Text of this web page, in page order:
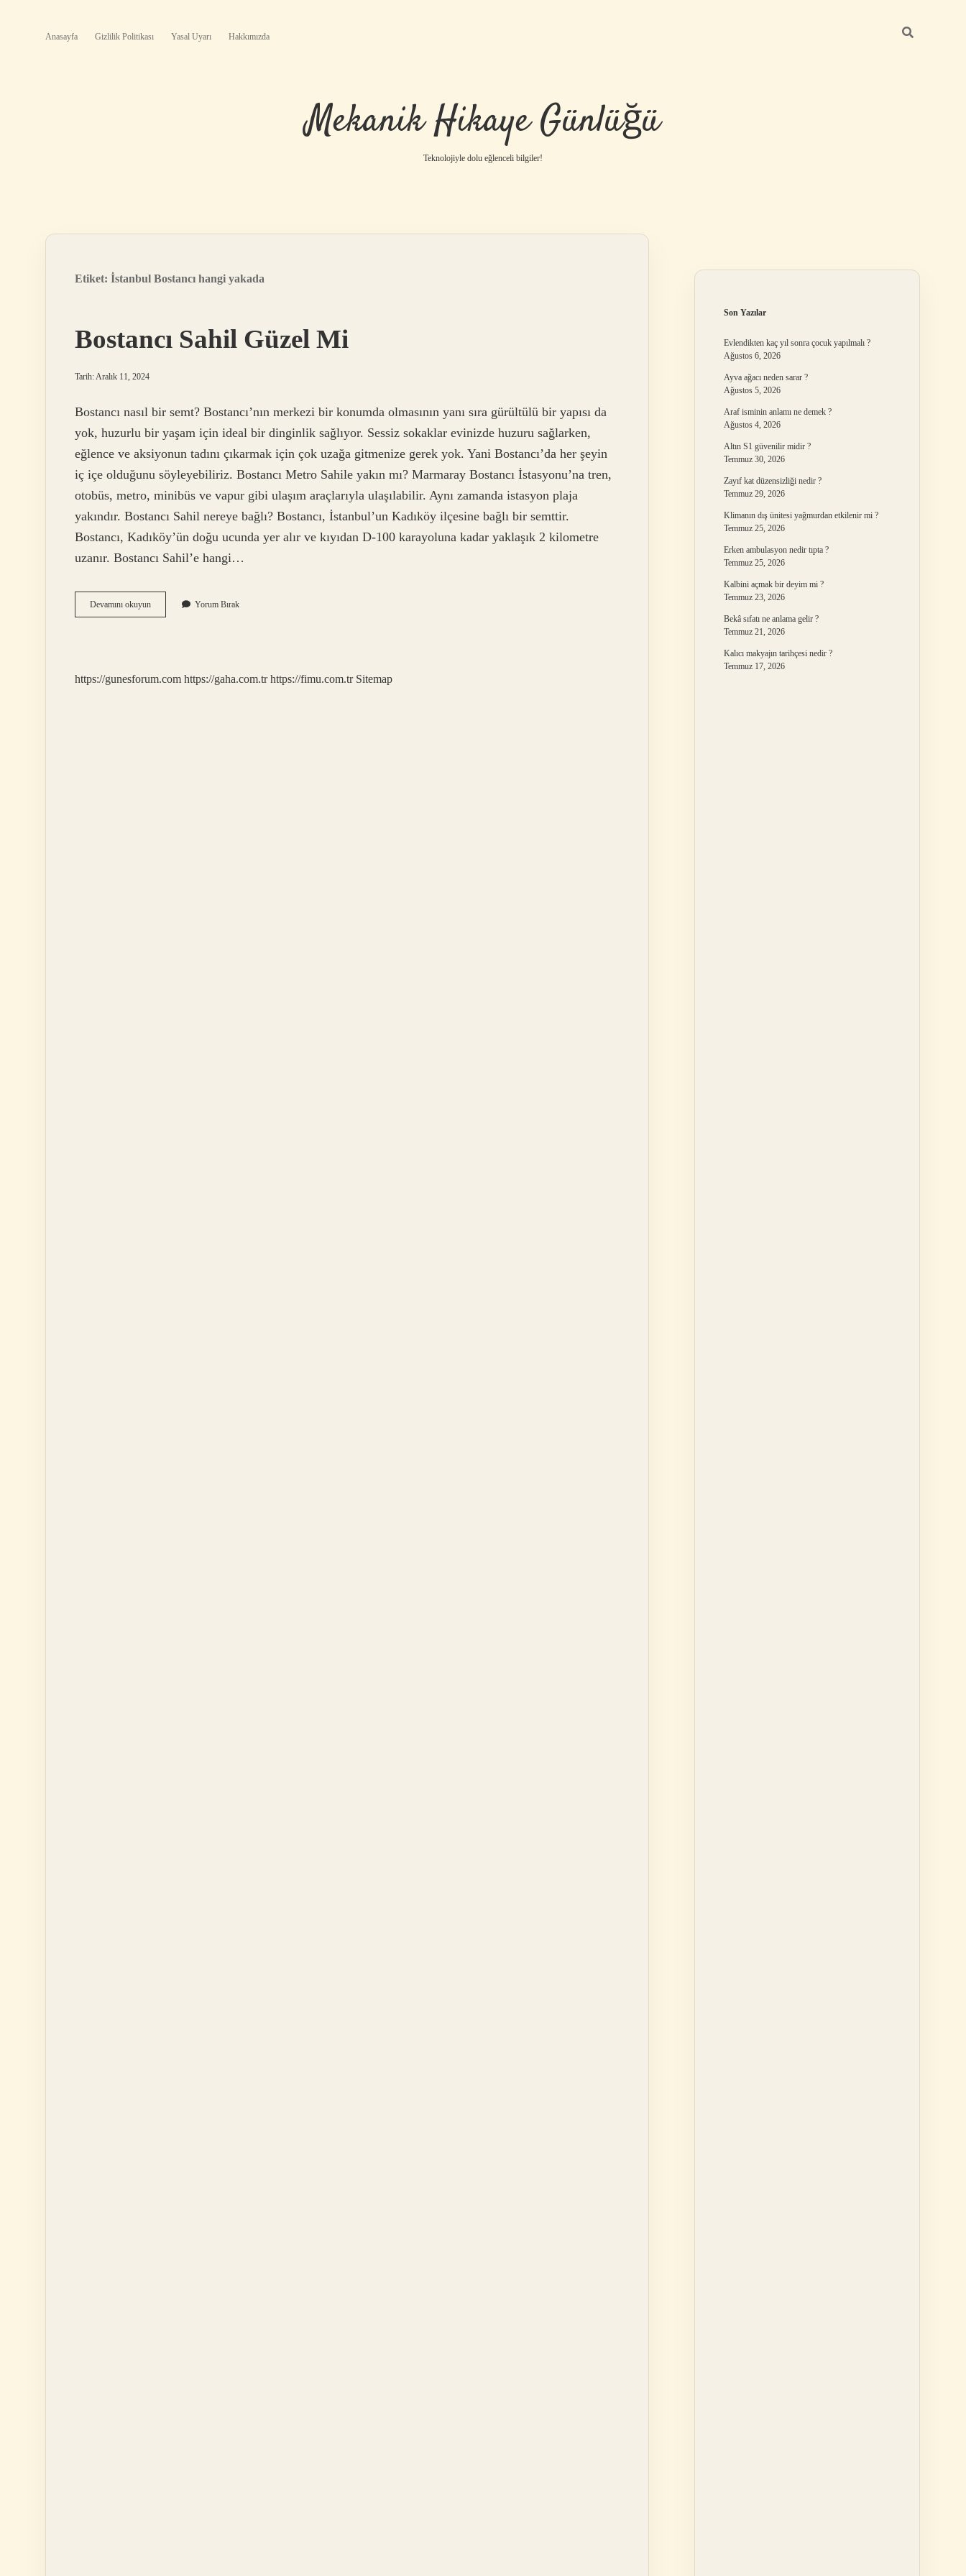
Anasayfa Gizlilik Politikası Yasal Uyarı Hakkımızda
Mekanik Hikaye Günlüğü
Teknolojiyle dolu eğlenceli bilgiler!
Etiket: İstanbul Bostancı hangi yakada
Bostancı Sahil Güzel Mi
Tarih: Aralık 11, 2024
Bostancı nasıl bir semt? Bostancı’nın merkezi bir konumda olmasının yanı sıra gürültülü bir yapısı da
yok, huzurlu bir yaşam için ideal bir dinginlik sağlıyor. Sessiz sokaklar evinizde huzuru sağlarken,
eğlence ve aksiyonun tadını çıkarmak için çok uzağa gitmenize gerek yok. Yani Bostancı’da her şeyin
iç içe olduğunu söyleyebiliriz. Bostancı Metro Sahile yakın mı? Marmaray Bostancı İstasyonu’na tren,
otobüs, metro, minibüs ve vapur gibi ulaşım araçlarıyla ulaşılabilir. Aynı zamanda istasyon plaja
yakındır. Bostancı Sahil nereye bağlı? Bostancı, İstanbul’un Kadıköy ilçesine bağlı bir semttir.
Bostancı, Kadıköy’ün doğu ucunda yer alır ve kıyıdan D-100 karayoluna kadar yaklaşık 2 kilometre
uzanır. Bostancı Sahil’e hangi…
Devamını okuyunBostancı
Sahil
Yorum Bırak
https://gunesforum.com https://gaha.com.tr https://fimu.com.tr Sitemap
Son Yazılar
Evlendikten kaç yıl sonra çocuk yapılmalı ?
Ağustos 6, 2026
Ayva ağacı neden sarar ?
Ağustos 5, 2026
Araf isminin anlamı ne demek ?
Ağustos 4, 2026
Altın S1 güvenilir midir ?
Temmuz 30, 2026
Zayıf kat düzensizliği nedir ?
Temmuz 29, 2026
Klimanın dış ünitesi yağmurdan etkilenir mi ?
Temmuz 25, 2026
Erken ambulasyon nedir tıpta ?
Temmuz 25, 2026
Kalbini açmak bir deyim mi ?
Temmuz 23, 2026
Bekâ sıfatı ne anlama gelir ?
Temmuz 21, 2026
Kalıcı makyajın tarihçesi nedir ?
Temmuz 17, 2026